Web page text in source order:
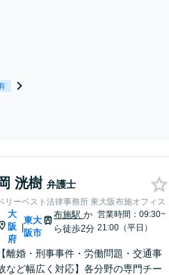
洸樹 弁護士
リーベスト法律事務所 東大阪布施オフィス
大
阪
府
|
東大
阪市
布施駅か
ら徒歩2分
営業時間：09:30~
21:00（平日）
【離婚・刑事事件・労働問題・交通事
など幅広く対応】各分野の専門チー